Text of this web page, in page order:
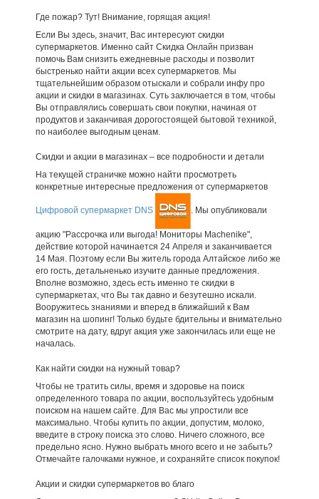
Где пожар? Тут! Внимание, горящая акция!
Если Вы здесь, значит, Вас интересуют скидки
супермаркетов. Именно сайт Скидка Онлайн призван
помочь Вам снизить ежедневные расходы и позволит
быстренько найти акции всех супермаркетов. Мы
тщательнейшим образом отыскали и собрали инфу про
акции и скидки в магазинах. Суть заключается в том, чтобы
Вы отправлялись совершать свои покупки, начиная от
продуктов и заканчивая дорогостоящей бытовой техникой,
по наиболее выгодным ценам.
Скидки и акции в магазинах – все подробности и детали
На текущей страничке можно найти просмотреть
конкретные интересные предложения от супермаркетов
Цифровой супермаркет DNS . Мы опубликовали
акцию "Рассрочка или выгода! Мониторы Machenike",
действие которой начинается 24 Апреля и заканчивается
14 Мая. Поэтому если Вы житель города Алтайское либо же
его гость, детальненько изучите данные предложения.
Вполне возможно, здесь есть именно те скидки в
супермаркетах, что Вы так давно и безутешно искали.
Вооружитесь знаниями и вперед в ближайший к Вам
магазин на шопинг! Только будьте бдительны и внимательно
смотрите на дату, вдруг акция уже закончилась или еще не
началась.
Как найти скидки на нужный товар?
Чтобы не тратить силы, время и здоровье на поиск
определенного товара по акции, воспользуйтесь удобным
поиском на нашем сайте. Для Вас мы упростили все
максимально. Чтобы купить по акции, допустим, молоко,
введите в строку поиска это слово. Ничего сложного, все
предельно ясно. Нужно выбрать много всего и не забыть?
Отмечайте галочками нужное, и сохраняйте список покупок!
Акции и скидки супермаркетов во благо